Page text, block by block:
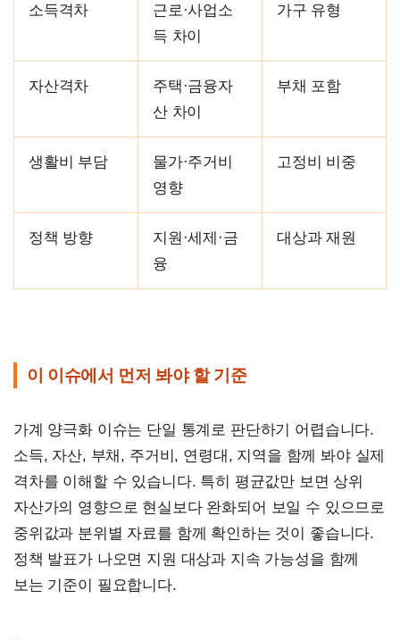
소득격차
근로·사업소
득 차이
가구 유형
자산격차
주택·금융자
산 차이
부채 포함
생활비 부담
물가·주거비
영향
고정비 비중
정책 방향
지원·세제·금
융
대상과 재원
이 이슈에서 먼저 봐야 할 기준
가계 양극화 이슈는 단일 통계로 판단하기 어렵습니다.
소득, 자산, 부채, 주거비, 연령대, 지역을 함께 봐야 실제
격차를 이해할 수 있습니다. 특히 평균값만 보면 상위
자산가의 영향으로 현실보다 완화되어 보일 수 있으므로
중위값과 분위별 자료를 함께 확인하는 것이 좋습니다.
정책 발표가 나오면 지원 대상과 지속 가능성을 함께
보는 기준이 필요합니다.